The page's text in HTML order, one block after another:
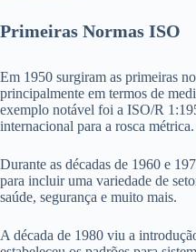
Primeiras Normas ISO
Em 1950 surgiram as primeiras
principalmente em termos de
exemplo notável foi a ISO/R
internacional para a rosca métrica.
Durante as décadas de 1960 e
para incluir uma variedade de
saúde, segurança e muito mais.
A década de 1980 viu a